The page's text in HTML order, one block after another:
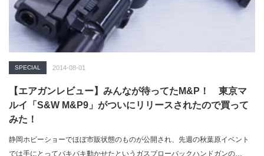
SPECIAL 2014-08-01
【エアガンレビュー】みんなが待ってたM&P！ 東京マ
ルイ「S&W M&P9」がついにリリースされたので買って
みた！
静岡ホビーショーでほぼ市販状態のものが公開され、先週の秋葉原イベント
では手にとってバキバキ動かせたというガスブローバックハンドガンの